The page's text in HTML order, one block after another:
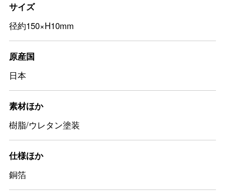
サイズ
径約150×H10mm
原産国
日本
素材ほか
樹脂/ウレタン塗装
仕様ほか
銅箔